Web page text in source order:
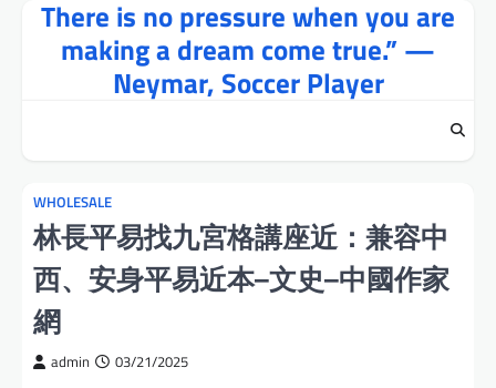
There is no pressure when you are
making a dream come true.” —
Neymar, Soccer Player
WHOLESALE
林長平易找九宮格講座近：兼容中
西、安身平易近本–文史–中國作家
網
admin 03/21/2025